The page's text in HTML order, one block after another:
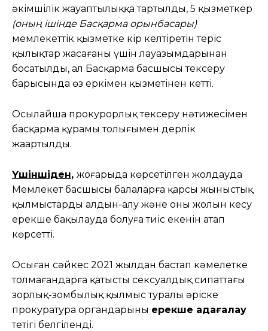
әкімшілік жауаптылыққа тартылды, 5 қызметкер
(оның ішінде Басқарма орынбасары)
мемлекеттік қызметке кір келтіретін теріс
қылықтар жасағаны үшін лауазымдарынан
босатылды, ал Басқарма басшысы тексеру
барысында өз еркімен қызметінен кетті.
Осылайша прокурорлық тексеру нәтижесімен
басқарма құрамы толығымен дерлік
жаңартылды.
Үшіншіден, жоғарыда көрсетілген жолдауда
Мемлекет басшысы балаларға қарсы жыныстық
қылмыстардың алдын-алу және оның жолын кесу
ерекше бақылауда болуға тиіс екенін атап
көрсетті.
Осыған сәйкес 2021 жылдан бастап кәмелетке
толмағандарға қатысты сексуалдық сипаттағы
зорлық-зомбылық қылмыс туралы әріске
прокуратура органдарының ерекше қадағалау
тетігі белгіленді.